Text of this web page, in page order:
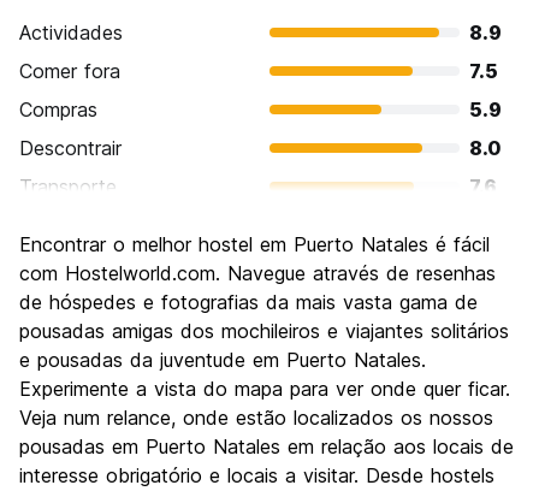
Actividades
8.9
Comer fora
7.5
Compras
5.9
Descontrair
8.0
Transporte
7.6
Cultura
6.0
Festas / vida noturna
5.5
Custo-beneficio
7.2
Encontrar o melhor hostel em Puerto Natales é fácil
com Hostelworld.com. Navegue através de resenhas
de hóspedes e fotografias da mais vasta gama de
pousadas amigas dos mochileiros e viajantes solitários
e pousadas da juventude em Puerto Natales.
Experimente a vista do mapa para ver onde quer ficar.
Veja num relance, onde estão localizados os nossos
pousadas em Puerto Natales em relação aos locais de
interesse obrigatório e locais a visitar. Desde hostels